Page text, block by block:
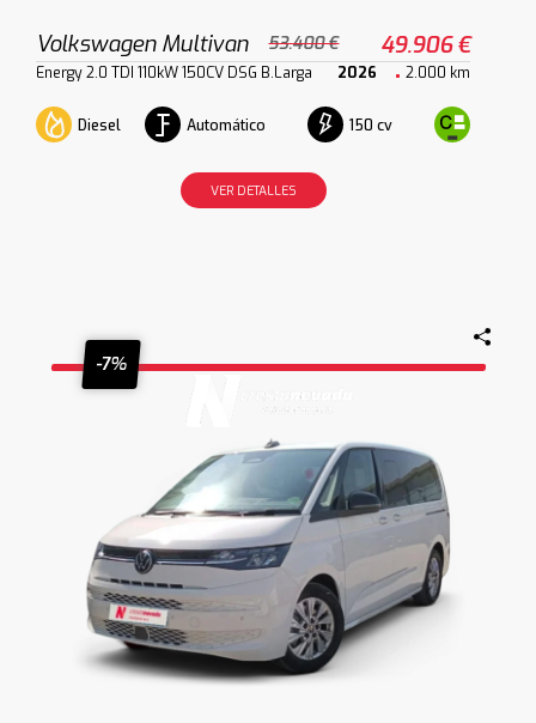
Volkswagen Multivan 53.400 € 49.906 €
Energy 2.0 TDI 110kW 150CV DSG B.Larga 2026 2.000 km
Diesel Automático 150 cv
VER DETALLES
-7%